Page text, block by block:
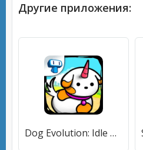
Другие приложения:
Dog Evolution: Idle Merge Game (Дог Эволюшн) [МОД Premium] APK Android